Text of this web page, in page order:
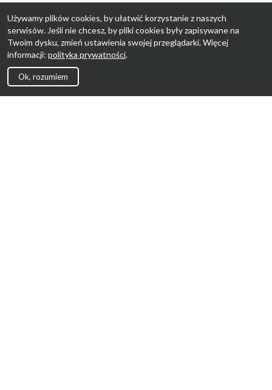
Używamy plików cookies, by ułatwić korzystanie z naszych
serwisów. Jeśli nie chcesz, by pliki cookies były zapisywane na
Twoim dysku, zmień ustawienia swojej przeglądarki. Więcej
informacji: polityka prywatności.
Ok, rozumiem